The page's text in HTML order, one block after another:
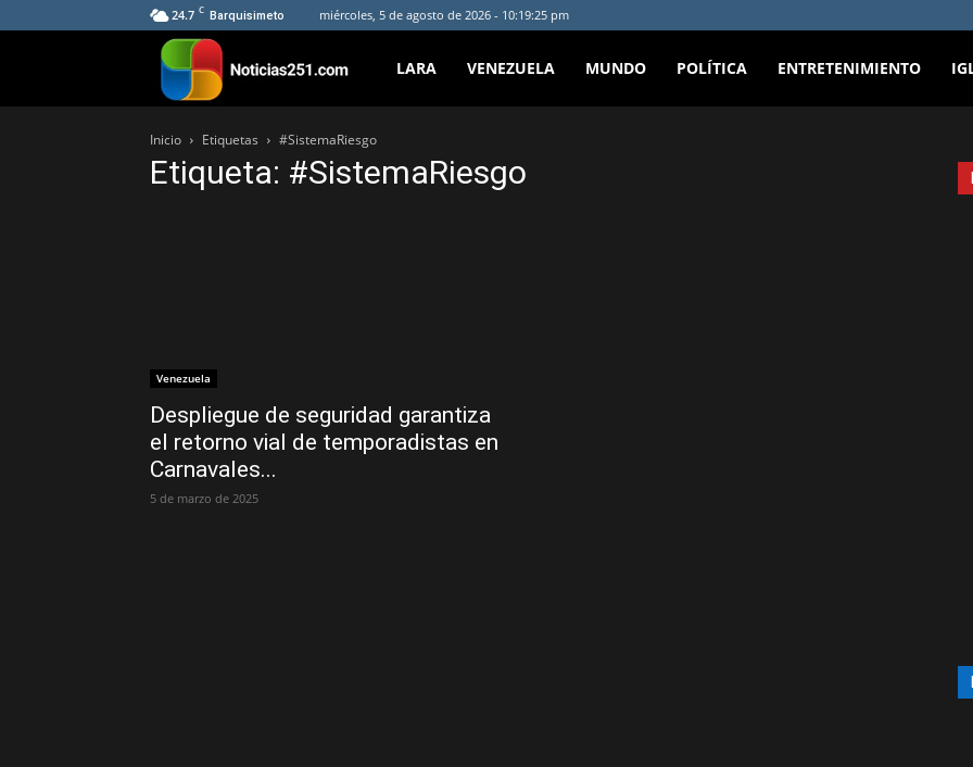
24.7 C Barquisimeto miércoles, 5 de agosto de 2026 - 10:19:25 pm
Noticias251
LARA VENEZUELA MUNDO POLÍTICA ENTRETENIMIENTO
Inicio Etiquetas #SistemaRiesgo
Etiqueta: #SistemaRiesgo
Venezuela
Despliegue de seguridad garantiza
el retorno vial de temporadistas en
Carnavales...
5 de marzo de 2025